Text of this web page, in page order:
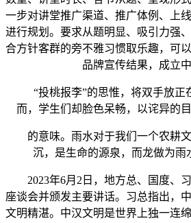
一步对讲堂推广渠道、推广体例、上
进行规划。要求从题明显、吸引力强
合方针客群的旁不雅习惯取乐趣，可
品牌宣传结果，成立中
“投桃报李”的思惟，将双手放正
而，学生们却脸色呆畅，以诧异的
的意味。雨水对于我们一个农耕文
沉，是生命的源泉，而龙做为雨
2023年6月2日，地方总、国度、
座谈会并颁发主要讲话。习总指出，
文明精湛。中汉文明是世界上独一连